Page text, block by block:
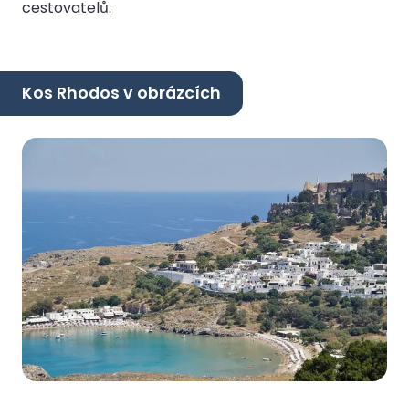
cestovatelů.
Kos Rhodos v obrázcích